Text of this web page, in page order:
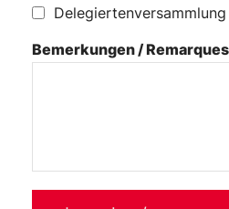
Bemerkungen / Remarques